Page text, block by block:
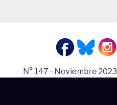
N° 147 - Noviembre 2023